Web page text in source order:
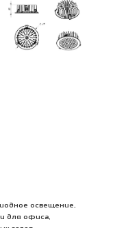
освещение
для офиса